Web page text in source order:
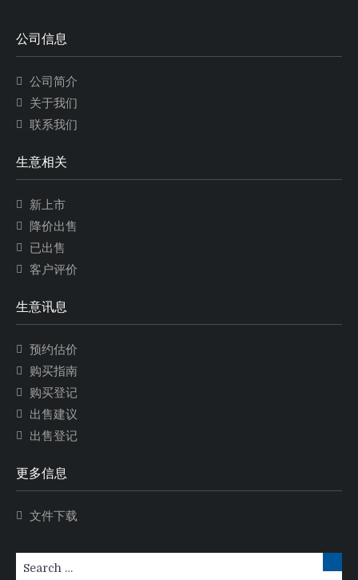
公司信息
公司简介
关于我们
联系我们
生意相关
新上市
降价出售
已出售
客户评价
生意讯息
预约估价
购买指南
购买登记
出售建议
出售登记
更多信息
文件下载